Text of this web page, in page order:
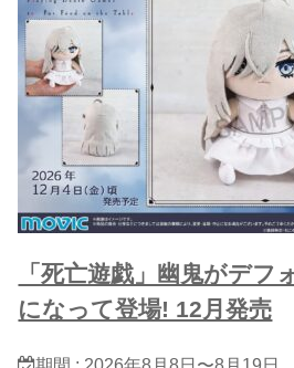
「死亡遊戯」幽鬼がデフ
になって登場! 12月発売